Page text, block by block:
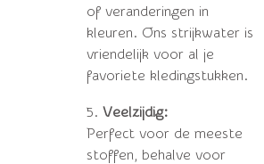
of veranderingen in
kleuren. Ons strijkwater is
vriendelijk voor al je
favoriete kledingstukken.
5. Veelzijdig:
Perfect voor de meeste
stoffen, behalve voor